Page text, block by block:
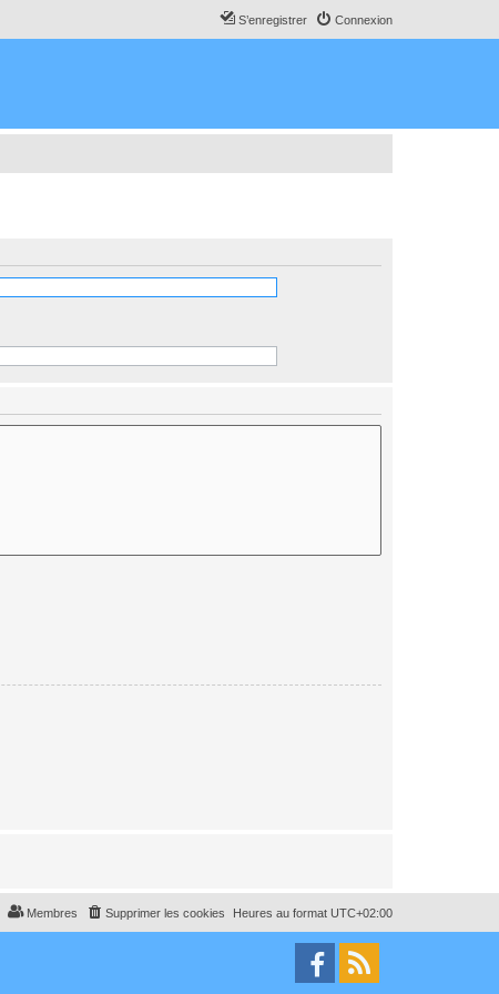
Connexion
S’enregistrer
Heures au format UTC+02:00
Supprimer les cookies
Membres